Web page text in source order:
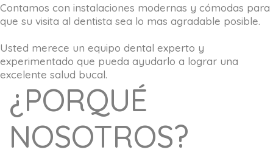
Contamos con instalaciones modernas y cómodas para
que su visita al dentista sea lo mas agradable posible.
Usted merece un equipo dental experto y
experimentado que pueda ayudarlo a lograr una
excelente salud bucal.
¿PORQUÉ
NOSOTROS?